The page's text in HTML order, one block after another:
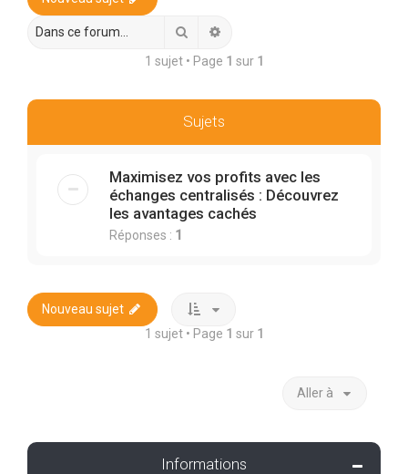
r
Rechercher
1 sujet • Page 1 sur 1
Sujets
Maximisez vos profits avec les
échanges centralisés : Découvrez
les avantages cachés
Réponses : 1
Nouveau sujet
1 sujet • Page 1 sur 1
Aller à
Informations